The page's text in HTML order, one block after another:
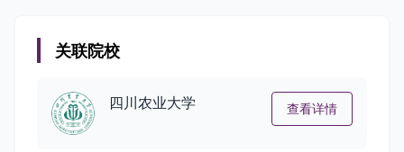
关联院校
四川农业大学 查看详情